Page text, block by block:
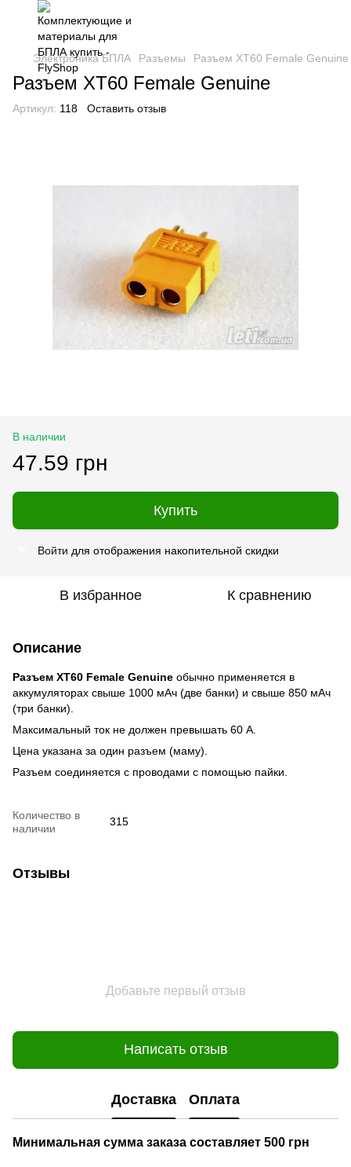
Электроника БПЛА Разъемы Разъем XT60 Female Genuine
Разъем XT60 Female Genuine
Артикул: 118 Оставить отзыв
В наличии
47.59 грн
Купить
Войти для отображения накопительной скидки
В избранное К сравнению
Описание
Разъем XT60 Female Genuine обычно применяется в
аккумуляторах свыше 1000 мАч (две банки) и свыше 850 мАч
(три банки).
Максимальный ток не должен превышать 60 А.
Цена указана за один разъем (маму).
Разъем соединяется с проводами с помощью пайки.
Количество в
наличии
315
Отзывы
Добавьте первый отзыв
Написать отзыв
Доставка Оплата
Минимальная сумма заказа составляет 500 грн